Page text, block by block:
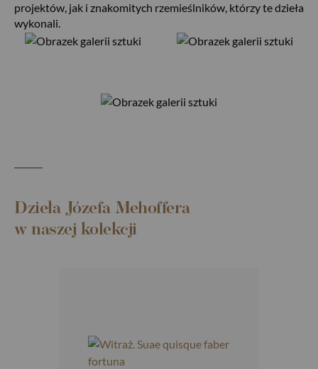
projektów, jak i znakomitych rzemieślników, którzy te dzieła
wykonali.
Dzieła Józefa Mehoffera
w naszej kolekcji